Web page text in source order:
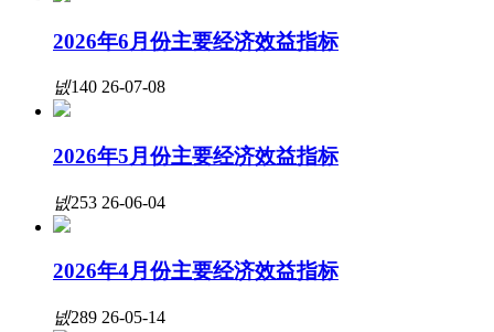
2026年6月份主要经济效益指标
넶140 26-07-08
2026年5月份主要经济效益指标
넶253 26-06-04
2026年4月份主要经济效益指标
넶289 26-05-14